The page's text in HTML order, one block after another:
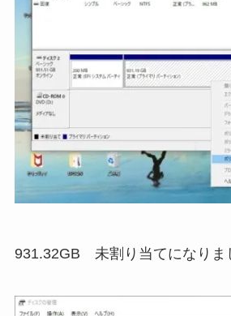
931.32GB 未割り当てになりま